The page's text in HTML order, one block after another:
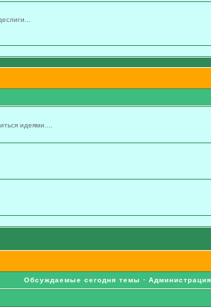
идеями....
Обсуждаемые сегодня темы ·Администрация